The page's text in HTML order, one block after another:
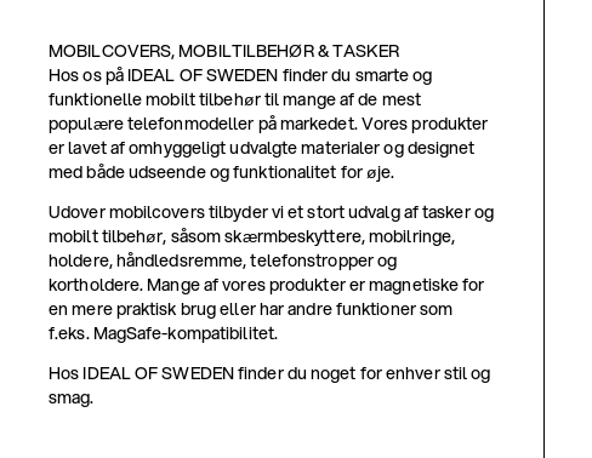
MOBILCOVERS, MOBILTILBEHØR & TASKER
Hos os på IDEAL OF SWEDEN finder du smarte og
funktionelle mobilt tilbehør til mange af de mest
populære telefonmodeller på markedet. Vores produkter
er lavet af omhyggeligt udvalgte materialer og designet
med både udseende og funktionalitet for øje.
Udover mobilcovers tilbyder vi et stort udvalg af tasker og
mobilt tilbehør, såsom skærmbeskyttere, mobilringe,
holdere, håndledsremme, telefonstropper og
kortholdere. Mange af vores produkter er magnetiske for
en mere praktisk brug eller har andre funktioner som
f.eks. MagSafe-kompatibilitet.
Hos IDEAL OF SWEDEN finder du noget for enhver stil og
smag.